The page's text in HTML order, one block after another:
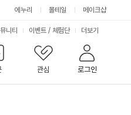
에누리 몰테일 메이크샵
관심 로그인
니티 이벤트 / 체험단 서
비
스
더보기